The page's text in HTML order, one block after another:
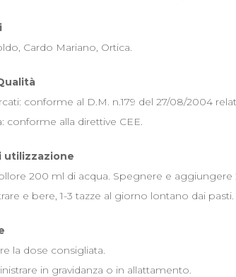
Cardo Mariano, Ortica.
conforme al D.M. n.179 del 27/08/2004
conforme alla direttive CEE.
utilizzazione
200 ml di acqua. Spegnere e
e bere, 1-3 tazze al giorno lontano dai pasti.
la dose consigliata.
in gravidanza o in allattamento.